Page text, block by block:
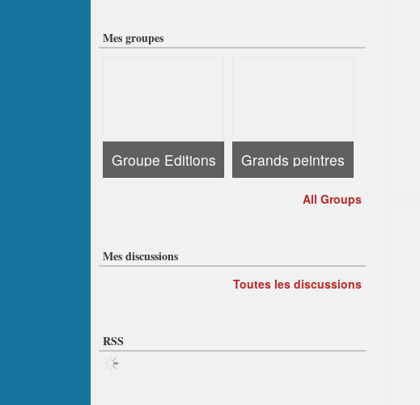
Mes groupes
Groupe Editions Grands peintres
All Groups
Mes discussions
Toutes les discussions
RSS